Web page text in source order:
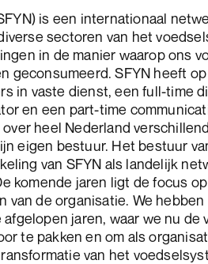
is een internationaal
sectoren van het
in de manier waarop ons
geconsumeerd. SFYN heeft
in vaste dienst, een full-time
en een part-time
heel Nederland
eigen bestuur. Het bestuur
van SFYN als landelijk
komende jaren ligt de focus
de organisatie. We hebben
jaren, waar we nu de
te pakken en om als
van het